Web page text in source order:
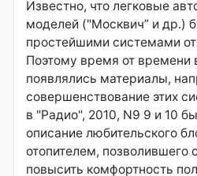
Известно, что легковые
моделей ("Москвич” и др.)
простейшими системами
Поэтому время от времени
появлялись материалы,
совершенствование этих
в "Радио", 2010, N9 9 и 10
описание любительского
отопителем, позволившего
повысить комфортность